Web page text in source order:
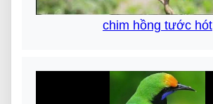
chim hồng tước hót